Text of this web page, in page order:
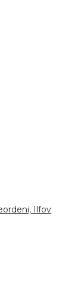
Ilfov